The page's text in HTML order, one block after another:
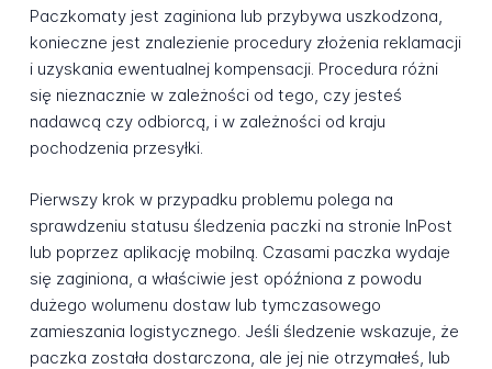
Paczkomaty jest zaginiona lub przybywa uszkodzona,
konieczne jest znalezienie procedury złożenia reklamacji
i uzyskania ewentualnej kompensacji. Procedura różni
się nieznacznie w zależności od tego, czy jesteś
nadawcą czy odbiorcą, i w zależności od kraju
pochodzenia przesyłki.
Pierwszy krok w przypadku problemu polega na
sprawdzeniu statusu śledzenia paczki na stronie InPost
lub poprzez aplikację mobilną. Czasami paczka wydaje
się zaginiona, a właściwie jest opóźniona z powodu
dużego wolumenu dostaw lub tymczasowego
zamieszania logistycznego. Jeśli śledzenie wskazuje, że
paczka została dostarczona, ale jej nie otrzymałeś, lub